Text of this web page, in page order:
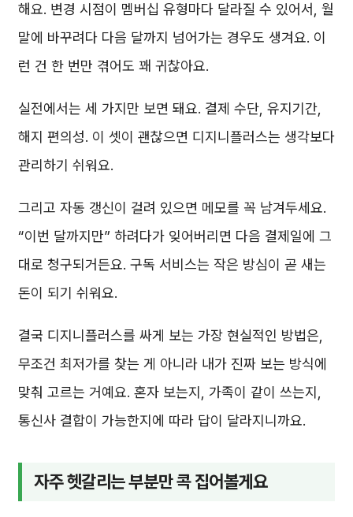
해요. 변경 시점이 멤버십 유형마다 달라질 수 있어서, 월
말에 바꾸려다 다음 달까지 넘어가는 경우도 생겨요. 이
런 건 한 번만 겪어도 꽤 귀찮아요.
실전에서는 세 가지만 보면 돼요. 결제 수단, 유지기간,
해지 편의성. 이 셋이 괜찮으면 디지니플러스는 생각보다
관리하기 쉬워요.
그리고 자동 갱신이 걸려 있으면 메모를 꼭 남겨두세요.
“이번 달까지만” 하려다가 잊어버리면 다음 결제일에 그
대로 청구되거든요. 구독 서비스는 작은 방심이 곧 새는
돈이 되기 쉬워요.
결국 디지니플러스를 싸게 보는 가장 현실적인 방법은,
무조건 최저가를 찾는 게 아니라 내가 진짜 보는 방식에
맞춰 고르는 거예요. 혼자 보는지, 가족이 같이 쓰는지,
통신사 결합이 가능한지에 따라 답이 달라지니까요.
자주 헷갈리는 부분만 콕 집어볼게요